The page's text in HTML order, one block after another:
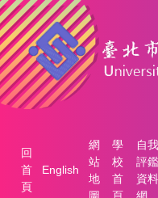
跳
到
主
要
內
容
回
首
頁
English
網
站
地
學
校
首
自我
評鑑
資料